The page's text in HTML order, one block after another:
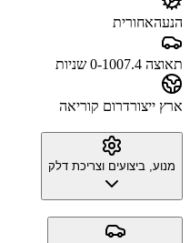
הנעהאחורית
תאוצה 0-100 7.4 שניות
ארץ ייצורדרום קוריאה
מנוע, ביצועים וצריכת דלק